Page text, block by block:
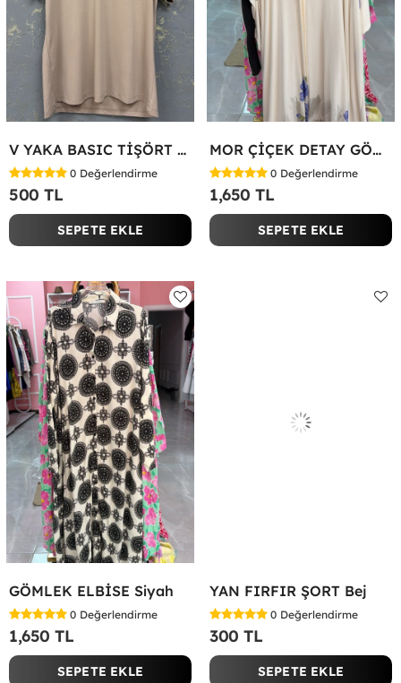
V YAKA BASIC TİŞÖRT Bej
0 Değerlendirme
500 TL
SEPETE EKLE
MOR ÇİÇEK DETAY GÖMLEK ELBİSE Beyaz
0 Değerlendirme
1,650 TL
SEPETE EKLE
GÖMLEK ELBİSE Siyah
0 Değerlendirme
1,650 TL
SEPETE EKLE
YAN FIRFIR ŞORT Bej
0 Değerlendirme
300 TL
SEPETE EKLE